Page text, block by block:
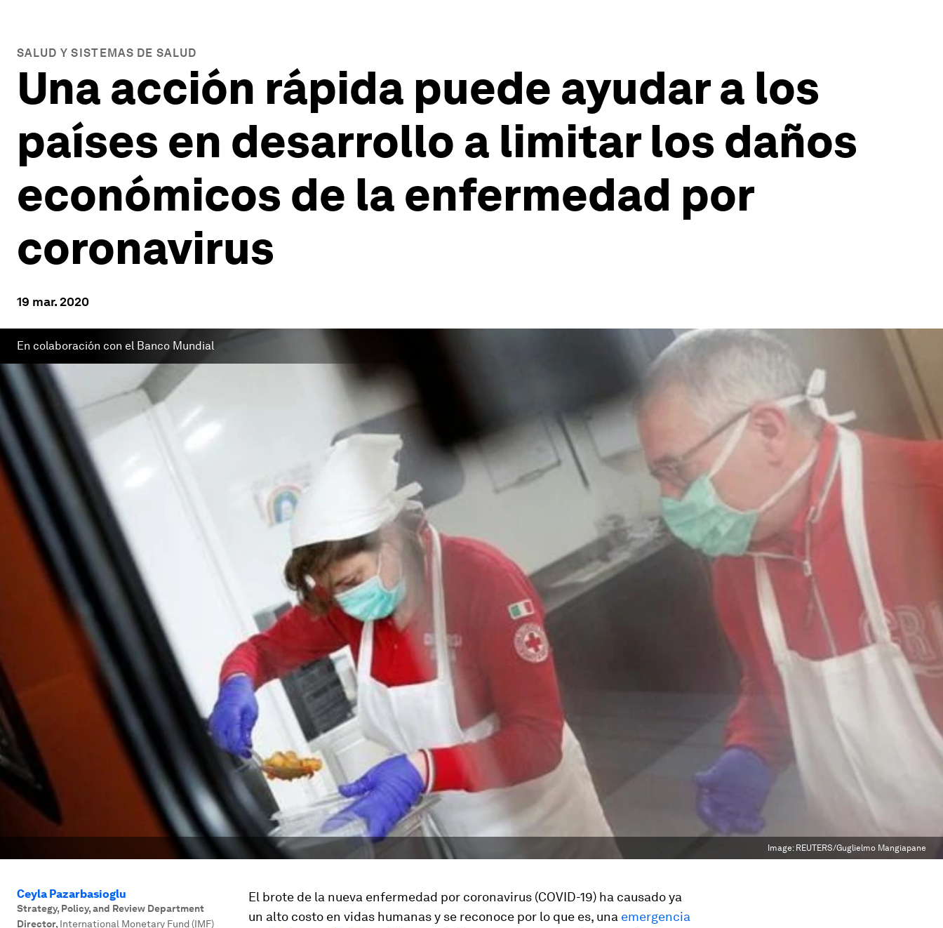
SALUD Y SISTEMAS DE SALUD
Una acción rápida puede ayudar a los
países en desarrollo a limitar los daños
económicos de la enfermedad por
coronavirus
19 mar. 2020
En colaboración con el Banco Mundial
Image: REUTERS/Guglielmo Mangiapane
Ceyla Pazarbasioglu
Strategy, Policy, and Review Department
Director, International Monetary Fund (IMF)
El brote de la nueva enfermedad por coronavirus (COVID-19) ha causado ya
un alto costo en vidas humanas y se reconoce por lo que es, una emergencia